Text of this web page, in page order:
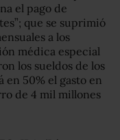
el pago de
que se suprimió
a los
médica especial
los sueldos de los
50% el gasto en
de 4 mil millones